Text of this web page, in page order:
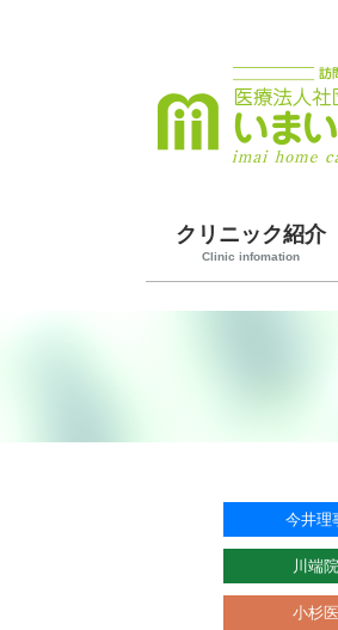
クリニック紹介
Clinic infomation
今井理
川端
小杉